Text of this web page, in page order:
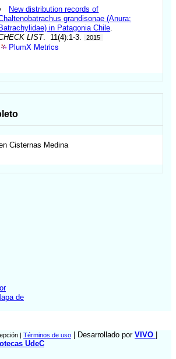
New distribution records of
grandisonae (Anura:
Batrachylidae) in Patagonia Chile
LIST. 11(4):1-3. 2015
PlumX Metrics
Cisternas Medina
de
| Términos de uso | Desarrollado por VIVO
UdeC